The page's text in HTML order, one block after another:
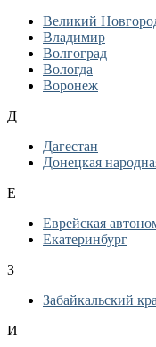
Великий
Владимир
Волгоград
Вологда
Воронеж
Д
Дагестан
Донецкая
Е
Еврейская
Екатеринбург
З
Забайкальский
И